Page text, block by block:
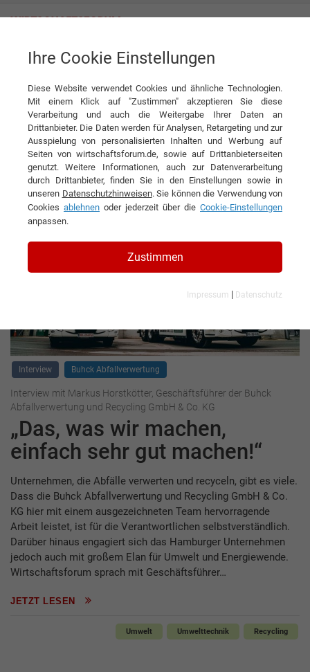
Buhck Abfallverwertung und Recycling GmbH & Co. KG
Interviews der Buhck
Abfallverwertung und Recycling
GmbH & Co. KG
Interview Buhck Abfallverwertung
Interview mit Markus Horstkötter, Geschäftsführer der Buhck
Abfallverwertung und Recycling GmbH & Co. KG
„Das, was wir machen,
einfach sehr gut machen!“
Unternehmen, die Abfälle verwerten und recyceln, gibt es viele.
Dass die Buhck Abfallverwertung und Recycling GmbH & Co.
KG hier mit einem ausgezeichneten Team hervorragende
Arbeit leistet, ist für die Verantwortlichen selbstverständlich.
Darüber hinaus engagiert sich das Hamburger Unternehmen
jedoch auch mit großem Elan für Umwelt und Energiewende.
Wirtschaftsforum sprach mit Geschäftsführer…
JETZT LESEN
Umwelt Umwelttechnik Recycling
Ihre Cookie Einstellungen
Diese Website verwendet Cookies und ähnliche Technologien.
Mit einem Klick auf "Zustimmen" akzeptieren Sie diese
Verarbeitung und auch die Weitergabe Ihrer Daten an
Drittanbieter. Die Daten werden für Analysen, Retargeting und zur
Ausspielung von personalisierten Inhalten und Werbung auf
Seiten von wirtschaftsforum.de, sowie auf Drittanbieterseiten
genutzt. Weitere Informationen, auch zur Datenverarbeitung
durch Drittanbieter, finden Sie in den Einstellungen sowie in
unseren Datenschutzhinweisen. Sie können die Verwendung von
Cookies ablehnen oder jederzeit über die Cookie-Einstellungen
anpassen.
Zustimmen
Impressum | Datenschutz